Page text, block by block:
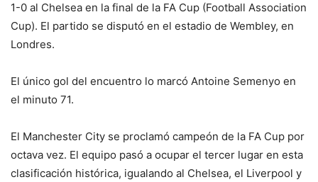
1-0 al Chelsea en la final de la FA Cup (Football Association
Cup). El partido se disputó en el estadio de Wembley, en
Londres.
El único gol del encuentro lo marcó Antoine Semenyo en
el minuto 71.
El Manchester City se proclamó campeón de la FA Cup por
octava vez. El equipo pasó a ocupar el tercer lugar en esta
clasificación histórica, igualando al Chelsea, el Liverpool y